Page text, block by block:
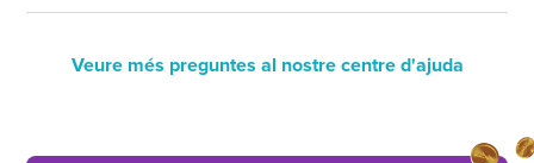
Veure més preguntes al nostre centre d'ajuda